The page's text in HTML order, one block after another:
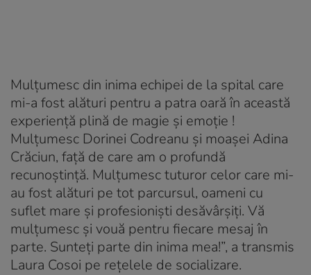
Mulțumesc din inima echipei de la spital care
mi-a fost alături pentru a patra oară în această
experiență plină de magie și emoție !
Mulțumesc Dorinei Codreanu și moașei Adina
Crăciun, față de care am o profundă
recunoștință. Mulțumesc tuturor celor care mi-
au fost alături pe tot parcursul, oameni cu
suflet mare și profesioniști desăvârșiți. Vă
mulțumesc și vouă pentru fiecare mesaj în
parte. Sunteți parte din inima mea!”, a transmis
Laura Cosoi pe rețelele de socializare.